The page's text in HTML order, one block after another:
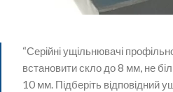
“Серійні ущільнювачі
встановити скло до 8 мм, не
10 мм. Підберіть відповідний